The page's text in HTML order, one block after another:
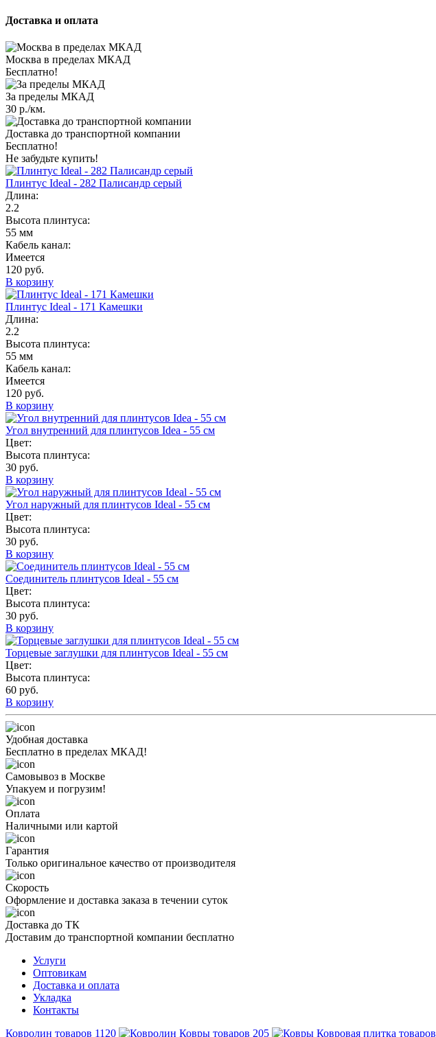
Доставка и оплата
Москва в пределах МКАД
Бесплатно!
За пределы МКАД
30 р./км.
Доставка до транспортной компании
Бесплатно!
Не забудьте купить!
Плинтус Ideal - 282 Палисандр серый
Длина:
2.2
Высота плинтуса:
55 мм
Кабель канал:
Имеется
120 руб.
В корзину
Плинтус Ideal - 171 Камешки
Длина:
2.2
Высота плинтуса:
55 мм
Кабель канал:
Имеется
120 руб.
В корзину
Угол внутренний для плинтусов Idea - 55 см
Цвет:
Высота плинтуса:
30 руб.
В корзину
Угол наружный для плинтусов Ideal - 55 см
Цвет:
Высота плинтуса:
30 руб.
В корзину
Соединитель плинтусов Ideal - 55 см
Цвет:
Высота плинтуса:
30 руб.
В корзину
Торцевые заглушки для плинтусов Ideal - 55 см
Цвет:
Высота плинтуса:
60 руб.
В корзину
Удобная доставка
Бесплатно в пределах МКАД!
Самовывоз в Москве
Упакуем и погрузим!
Оплата
Наличными или картой
Гарантия
Только оригинальное качество от производителя
Скорость
Оформление и доставка заказа в течении суток
Доставка до ТК
Доставим до транспортной компании бесплатно
Услуги
Оптовикам
Доставка и оплата
Укладка
Контакты
Ковролин товаров 1120 Ковры товаров 205 Ковровая плитка товаров